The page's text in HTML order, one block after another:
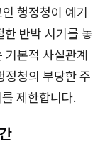
행정청이 예기
반박 시기를 놓
기본적 사실관계
정청의 부당한 주
제한합니다.